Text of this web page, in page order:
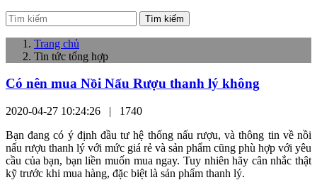
Tìm kiếm
Trang chủ
Tin tức tổng hợp
Có nên mua Nồi Nấu Rượu thanh lý không
2020-04-27 10:24:26 | 1740
Bạn đang có ý định đầu tư hệ thống nấu rượu, và thông tin về nồi
nấu rượu thanh lý với mức giá rẻ và sản phẩm cũng phù hợp với yêu
cầu của bạn, bạn liền muốn mua ngay. Tuy nhiên hãy cân nhắc thật
kỹ trước khi mua hàng, đặc biệt là sản phẩm thanh lý.